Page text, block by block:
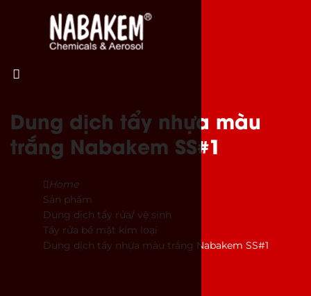
Dung dịch tẩy nhựa màu
trắng Nabakem SS#1
Home
Sản phẩm
Dung dịch tẩy rửa/ vệ sinh
Tẩy rửa bề mặt kim loại
Dung dịch tẩy nhựa màu trắng Nabakem SS#1